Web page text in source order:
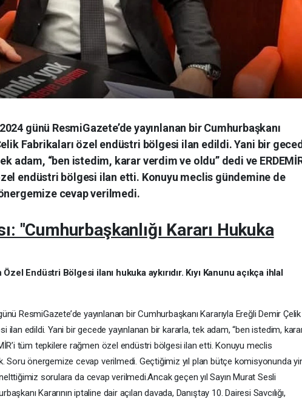
günü ResmiGazete’de yayınlanan bir Cumhurbaşkanı
Fabrikaları özel endüstri bölgesi ilan edildi. Yani bir
adam, “ben istedim, karar verdim ve oldu” dedi ve
endüstri bölgesi ilan etti. Konuyu meclis gündemine de
cevap verilmedi.
"Cumhurbaşkanlığı Kararı Hukuka
Endüstri Bölgesi ilanı hukuka aykırıdır. Kıyı Kanunu açıkça ihlal
ResmiGazete’de yayınlanan bir Cumhurbaşkanı Kararıyla Ereğli Demir Çelik
ilan edildi. Yani bir gecede yayınlanan bir kararla, tek adam, “ben istedim,
tüm tepkilere rağmen özel endüstri bölgesi ilan etti. Konuyu meclis
Soru önergemize cevap verilmedi. Geçtiğimiz yıl plan bütçe komisyonunda
sorulara da cevap verilmedi.Ancak geçen yıl Sayın Murat Sesli
Kararının iptaline dair açılan davada, Danıştay 10. Dairesi Savcılığı,